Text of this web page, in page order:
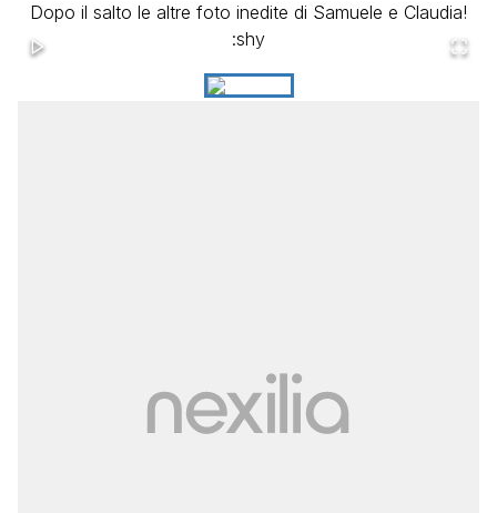
Dopo il salto le altre foto inedite di Samuele e Claudia!
:shy